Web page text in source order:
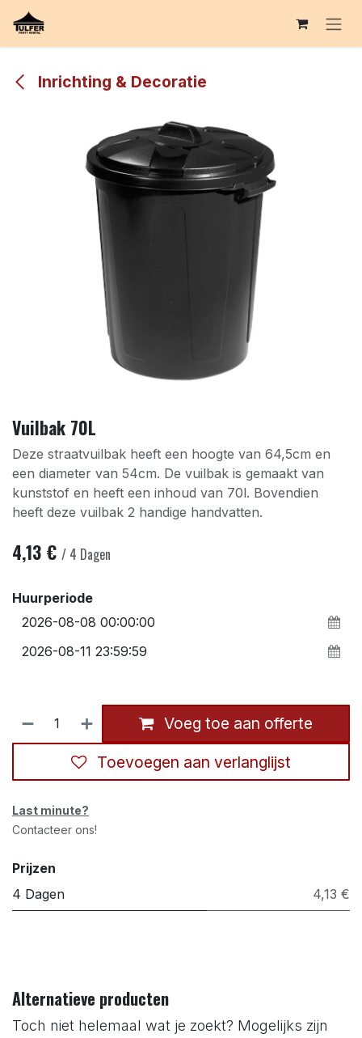
Overslaan naar inhoud
Inrichting & Decoratie
Vuilbak 70L
Deze straatvuilbak heeft een hoogte van 64,5cm en
een diameter van 54cm. De vuilbak is gemaakt van
kunststof en heeft een inhoud van 70l. Bovendien
heeft deze vuilbak 2 handige handvatten.
4,13 € / 4 Dagen
Huurperiode
Voeg toe aan offerte
Toevoegen aan verlanglijst
Last minute?
Contacteer ons!
Prijzen
4 Dagen
4,13 €
Alternatieve producten
Toch niet helemaal wat je zoekt? Mogelijks zijn